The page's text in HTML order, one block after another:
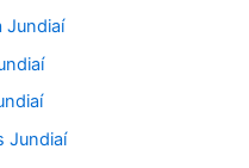
Jundiaí
Jundiaí